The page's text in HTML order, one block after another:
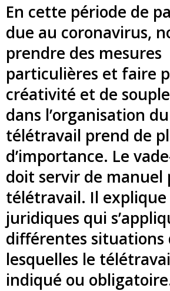
En cette période de
due au coronavirus,
prendre des mesures
particulières et faire
créativité et de
dans l’organisation
télétravail prend de
d’importance. Le
doit servir de manuel
télétravail. Il explique
juridiques qui
différentes situations
lesquelles le
indiqué ou